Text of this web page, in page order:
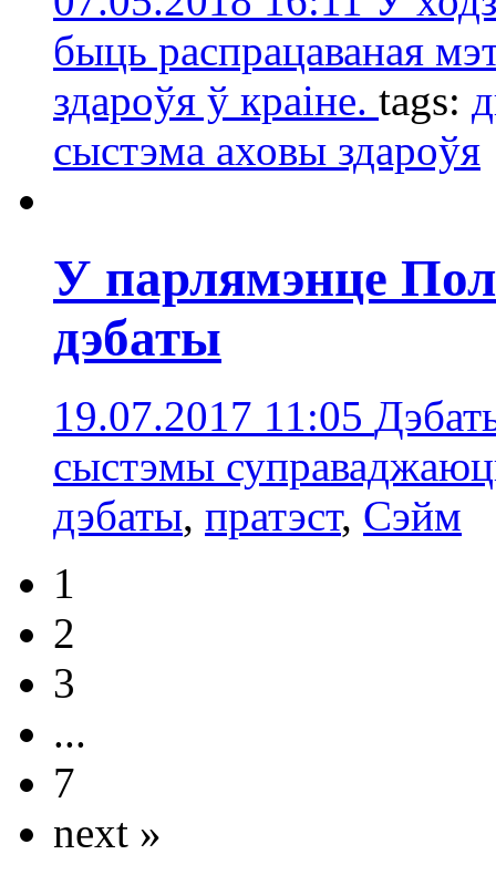
быць распрацаваная
здароўя ў краіне. tags:
сыстэмa аховы здароўя
У парлямэнце
дэбаты
19.07.2017 11:05
сыстэмы
дэбаты, пратэст, Сэйм
1
2
3
...
7
next »